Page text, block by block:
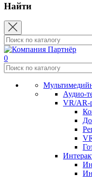
Найти
0
Аудио-
VR/AR-